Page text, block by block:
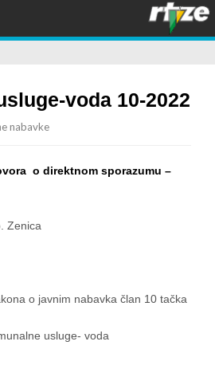
voda 10-2022
nabavke
o direktnom sporazumu –
Zenica
o javnim nabavka član 10 tačka
usluge- voda